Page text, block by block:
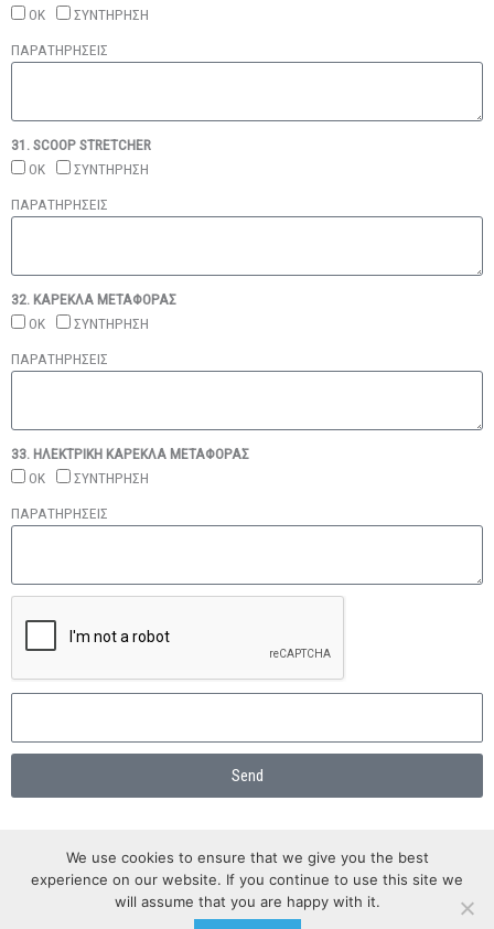
ΟΚ
ΣΥΝΤΗΡΗΣΗ
ΠΑΡΑΤΗΡΗΣΕΙΣ
31. SCOOP STRETCHER
ΟΚ
ΣΥΝΤΗΡΗΣΗ
ΠΑΡΑΤΗΡΗΣΕΙΣ
32. ΚΑΡΕΚΛΑ ΜΕΤΑΦΟΡΑΣ
ΟΚ
ΣΥΝΤΗΡΗΣΗ
ΠΑΡΑΤΗΡΗΣΕΙΣ
33. ΗΛΕΚΤΡΙΚΗ ΚΑΡΕΚΛΑ ΜΕΤΑΦΟΡΑΣ
ΟΚ
ΣΥΝΤΗΡΗΣΗ
ΠΑΡΑΤΗΡΗΣΕΙΣ
Send
We use cookies to ensure that we give you the best
experience on our website. If you continue to use this site we
will assume that you are happy with it.